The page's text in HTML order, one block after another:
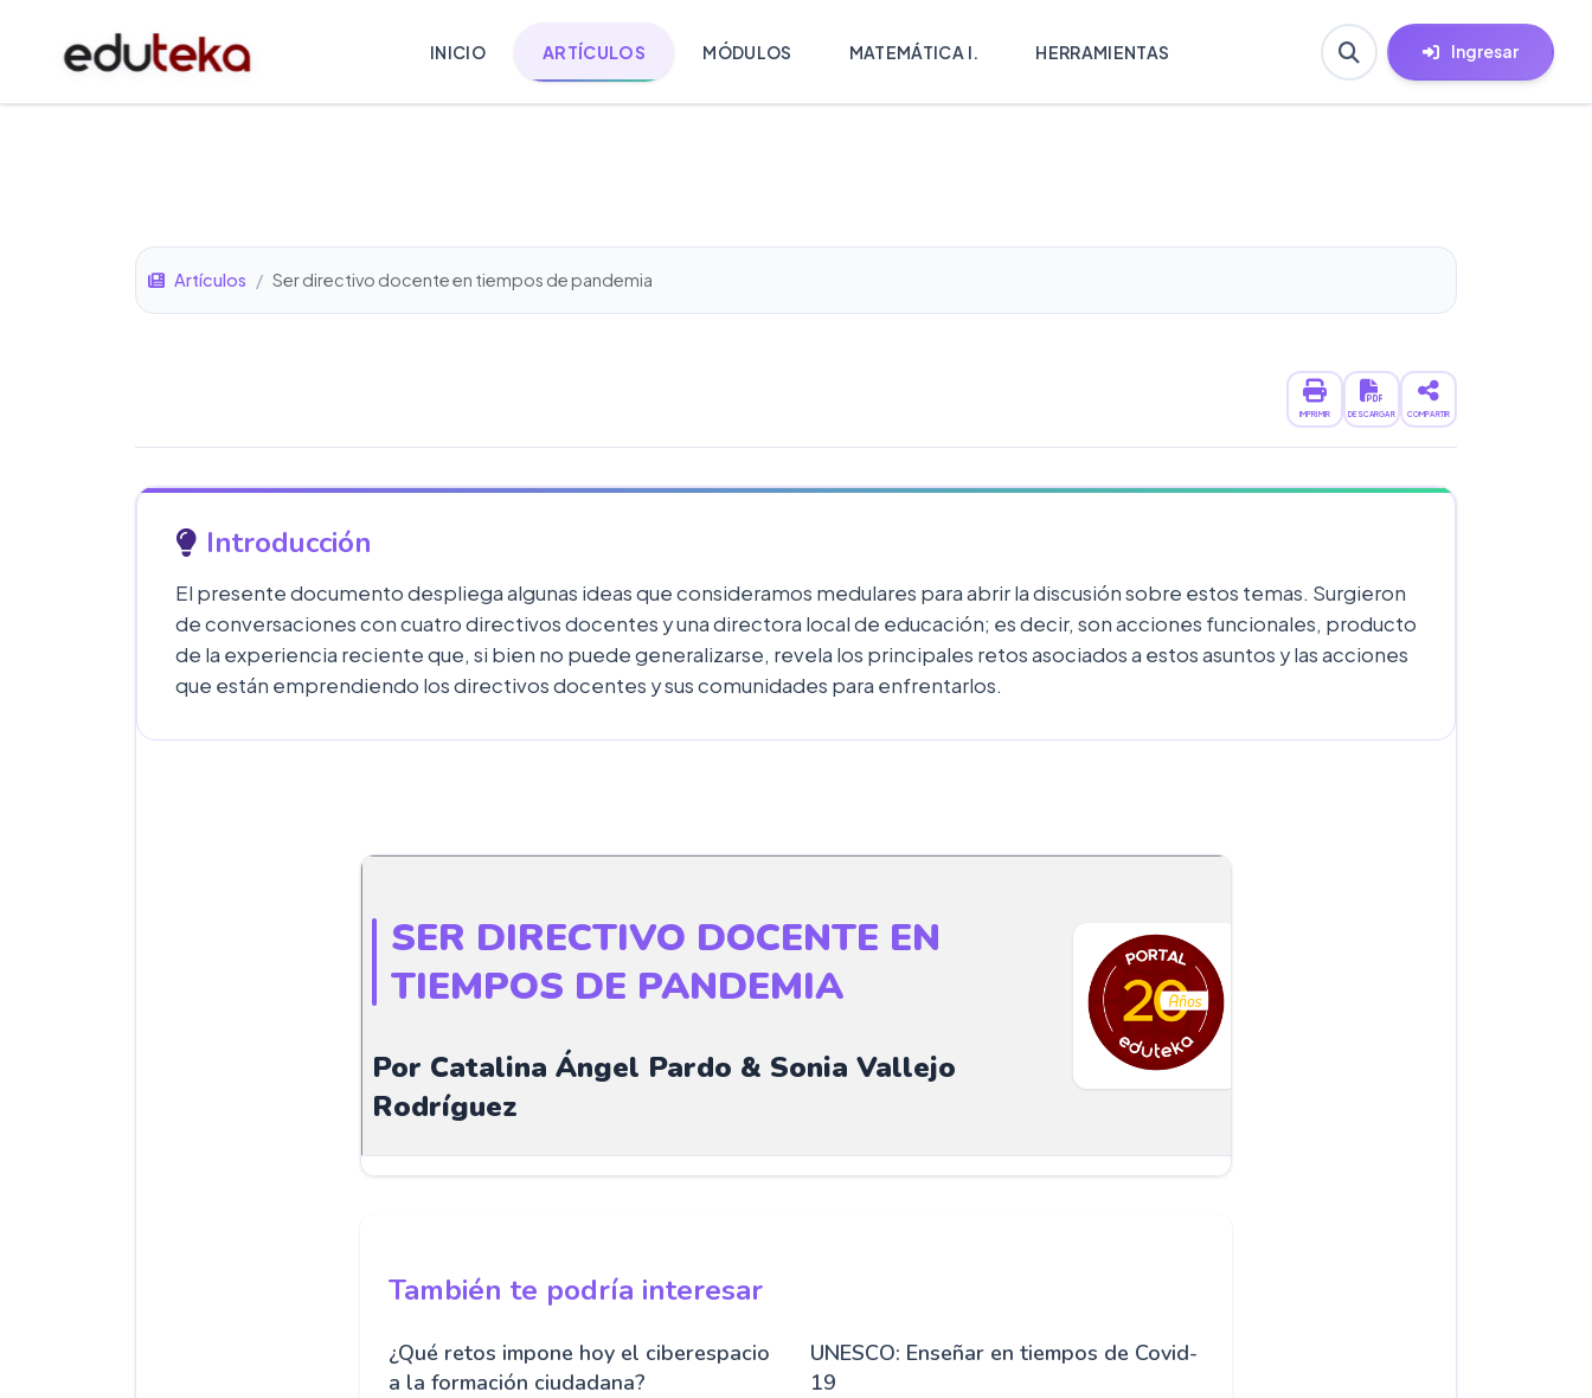
INICIO ARTÍCULOS MÓDULOS MATEMÁTICA I. HERRAMIENTAS Ingresar
Artículos / Ser directivo docente en tiempos de pandemia
IMPRIMIR DESCARGAR COMPARTIR
Introducción
El presente documento despliega algunas ideas que consideramos medulares para abrir la discusión sobre estos temas. Surgieron
de conversaciones con cuatro directivos docentes y una directora local de educación; es decir, son acciones funcionales, producto
de la experiencia reciente que, si bien no puede generalizarse, revela los principales retos asociados a estos asuntos y las acciones
que están emprendiendo los directivos docentes y sus comunidades para enfrentarlos.
SER DIRECTIVO DOCENTE EN
TIEMPOS DE PANDEMIA
Por Catalina Ángel Pardo & Sonia Vallejo
Rodríguez
También te podría interesar
¿Qué retos impone hoy el ciberespacio
a la formación ciudadana?
UNESCO: Enseñar en tiempos de Covid-
19